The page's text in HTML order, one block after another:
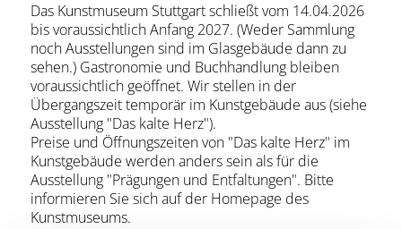
Das Kunstmuseum Stuttgart schließt vom 14.04.2026
bis voraussichtlich Anfang 2027. (Weder Sammlung
noch Ausstellungen sind im Glasgebäude dann zu
sehen.) Gastronomie und Buchhandlung bleiben
voraussichtlich geöffnet. Wir stellen in der
Übergangszeit temporär im Kunstgebäude aus (siehe
Ausstellung "Das kalte Herz").
Preise und Öffnungszeiten von "Das kalte Herz" im
Kunstgebäude werden anders sein als für die
Ausstellung "Prägungen und Entfaltungen". Bitte
informieren Sie sich auf der Homepage des
Kunstmuseums.